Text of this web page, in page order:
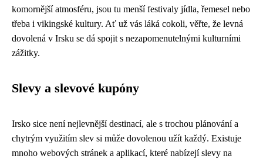
komornější atmosféru, jsou tu menší festivaly jídla, řemesel nebo
třeba i vikingské kultury. Ať už vás láká cokoli, věřte, že levná
dovolená v Irsku se dá spojit s nezapomenutelnými kulturními
zážitky.
Slevy a slevové kupóny
Irsko sice není nejlevnější destinací, ale s trochou plánování a
chytrým využitím slev si může dovolenou užít každý. Existuje
mnoho webových stránek a aplikací, které nabízejí slevy na